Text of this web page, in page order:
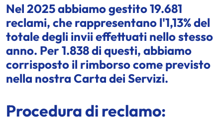
Nel 2025 abbiamo gestito 19.681
reclami, che rappresentano l'1,13% del
totale degli invii effettuati nello stesso
anno. Per 1.838 di questi, abbiamo
corrisposto il rimborso come previsto
nella nostra Carta dei Servizi.
Procedura di reclamo: